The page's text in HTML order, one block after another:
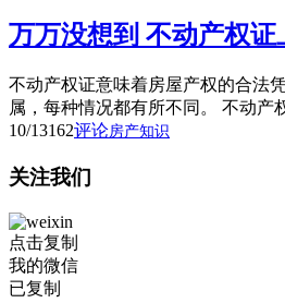
万万没想到 不动产权
不动产权证意味着房屋产权的合法
属，每种情况都有所不同。 不动产
10/13162评论房产知识
关注我们
点击复制
我的微信
已复制